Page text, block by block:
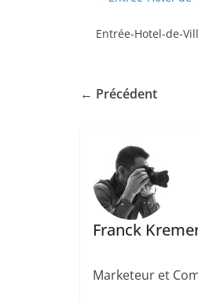
Entrée-Hotel-de-
← Précédent
Franck
Marketeur et